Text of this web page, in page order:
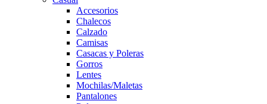
Accesorios
Chalecos
Calzado
Camisas
Casacas y Poleras
Gorros
Lentes
Mochilas/Maletas
Pantalones